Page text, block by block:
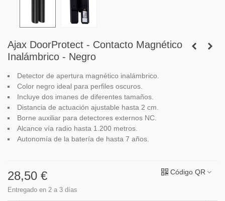
Ajax DoorProtect - Contacto Magnético
Inalámbrico - Negro
Detector de apertura magnético inalámbrico.
Color negro ideal para perfiles oscuros.
Incluye dos imanes de diferentes tamaños.
Distancia de actuación ajustable hasta 2 cm.
Borne auxiliar para detectores externos NC.
Alcance vía radio hasta 1.200 metros.
Autonomía de la batería de hasta 7 años.
28,50 €
Entregado en 2 a 3 días
Código QR